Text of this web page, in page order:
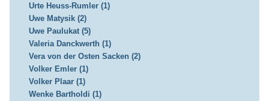
Urte Heuss-Rumler (1)
Uwe Matysik (2)
Uwe Paulukat (5)
Valeria Danckwerth (1)
Vera von der Osten Sacken (2)
Volker Emler (1)
Volker Plaar (1)
Wenke Bartholdi (1)